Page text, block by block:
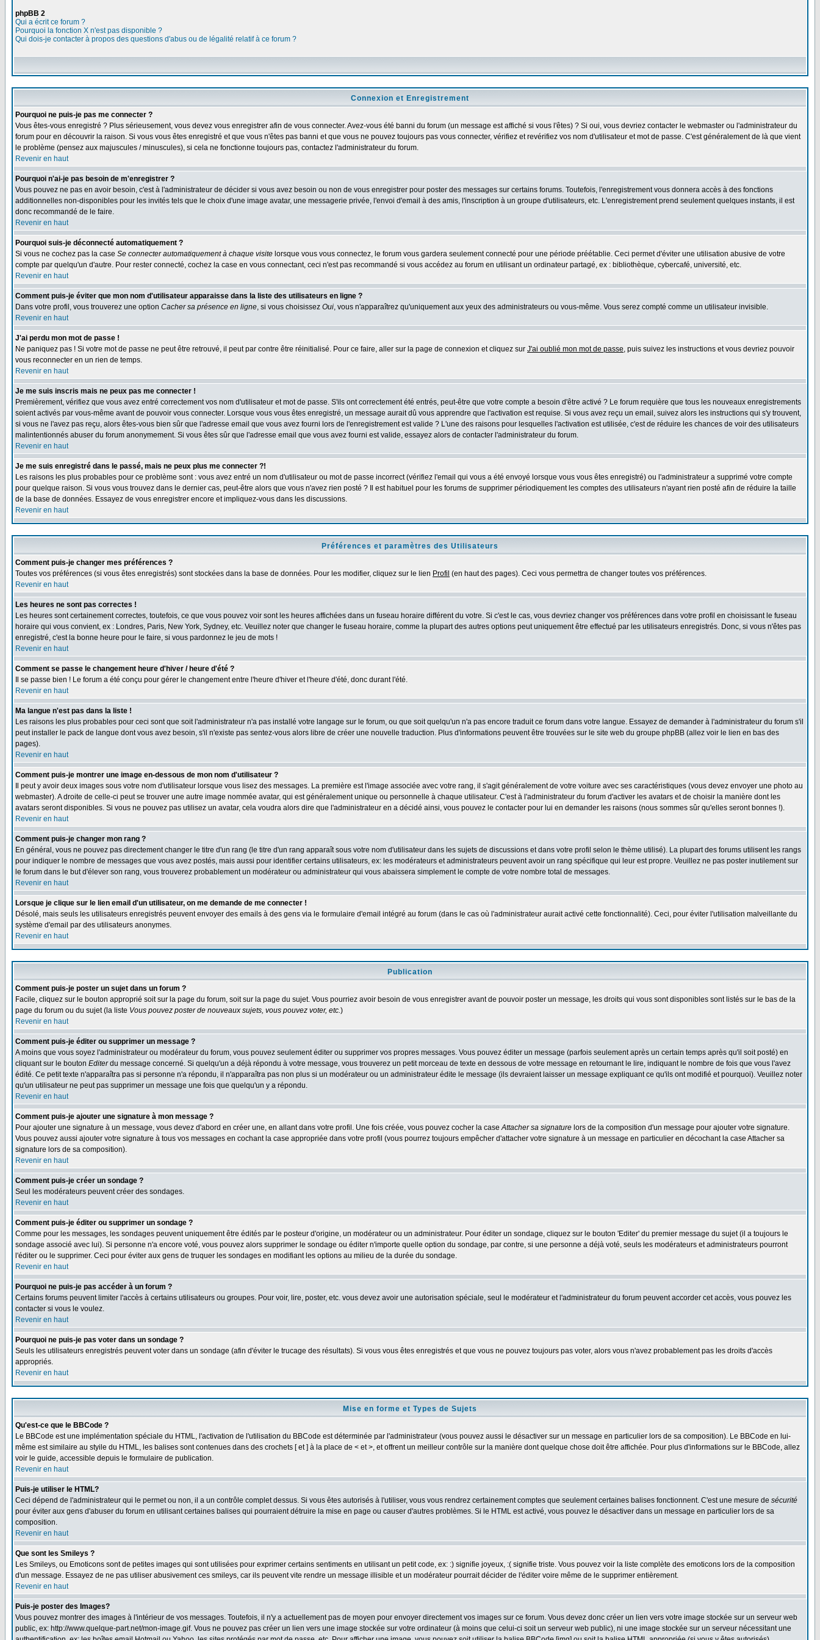
phpBB 2
Qui a écrit ce forum ?
Pourquoi la fonction X n'est pas disponible ?
Qui dois-je contacter à propos des questions d'abus ou de légalité relatif à ce forum ?
Connexion et Enregistrement
Pourquoi ne puis-je pas me connecter ?
Vous êtes-vous enregistré ? Plus sérieusement, vous devez vous enregistrer afin de vous connecter. Avez-vous été banni du forum (un message est affiché si vous l'êtes) ? Si oui, vous devriez contacter le webmaster ou l'administrateur du
forum pour en découvrir la raison. Si vous vous êtes enregistré et que vous n'êtes pas banni et que vous ne pouvez toujours pas vous connecter, vérifiez et revérifiez vos nom d'utilisateur et mot de passe. C'est généralement de là que vient
le problème (pensez aux majuscules / minuscules), si cela ne fonctionne toujours pas, contactez l'administrateur du forum.
Revenir en haut
Pourquoi n'ai-je pas besoin de m'enregistrer ?
Vous pouvez ne pas en avoir besoin, c'est à l'administrateur de décider si vous avez besoin ou non de vous enregistrer pour poster des messages sur certains forums. Toutefois, l'enregistrement vous donnera accès à des fonctions
additionnelles non-disponibles pour les invités tels que le choix d'une image avatar, une messagerie privée, l'envoi d'email à des amis, l'inscription à un groupe d'utilisateurs, etc. L'enregistrement prend seulement quelques instants, il est
donc recommandé de le faire.
Revenir en haut
Pourquoi suis-je déconnecté automatiquement ?
Si vous ne cochez pas la case Se connecter automatiquement à chaque visite lorsque vous vous connectez, le forum vous gardera seulement connecté pour une période préétablie. Ceci permet d'éviter une utilisation abusive de votre
compte par quelqu'un d'autre. Pour rester connecté, cochez la case en vous connectant, ceci n'est pas recommandé si vous accédez au forum en utilisant un ordinateur partagé, ex : bibliothèque, cybercafé, université, etc.
Revenir en haut
Comment puis-je éviter que mon nom d'utilisateur apparaisse dans la liste des utilisateurs en ligne ?
Dans votre profil, vous trouverez une option Cacher sa présence en ligne, si vous choisissez Oui, vous n'apparaîtrez qu'uniquement aux yeux des administrateurs ou vous-même. Vous serez compté comme un utilisateur invisible.
Revenir en haut
J'ai perdu mon mot de passe !
Ne paniquez pas ! Si votre mot de passe ne peut être retrouvé, il peut par contre être réinitialisé. Pour ce faire, aller sur la page de connexion et cliquez sur J'ai oublié mon mot de passe, puis suivez les instructions et vous devriez pouvoir
vous reconnecter en un rien de temps.
Revenir en haut
Je me suis inscris mais ne peux pas me connecter !
Premièrement, vérifiez que vous avez entré correctement vos nom d'utilisateur et mot de passe. S'ils ont correctement été entrés, peut-être que votre compte a besoin d'être activé ? Le forum requière que tous les nouveaux enregistrements
soient activés par vous-même avant de pouvoir vous connecter. Lorsque vous vous êtes enregistré, un message aurait dû vous apprendre que l'activation est requise. Si vous avez reçu un email, suivez alors les instructions qui s'y trouvent,
si vous ne l'avez pas reçu, alors êtes-vous bien sûr que l'adresse email que vous avez fourni lors de l'enregistrement est valide ? L'une des raisons pour lesquelles l'activation est utilisée, c'est de réduire les chances de voir des utilisateurs
malintentionnés abuser du forum anonymement. Si vous êtes sûr que l'adresse email que vous avez fourni est valide, essayez alors de contacter l'administrateur du forum.
Revenir en haut
Je me suis enregistré dans le passé, mais ne peux plus me connecter ?!
Les raisons les plus probables pour ce problème sont : vous avez entré un nom d'utilisateur ou mot de passe incorrect (vérifiez l'email qui vous a été envoyé lorsque vous vous êtes enregistré) ou l'administrateur a supprimé votre compte
pour quelque raison. Si vous vous trouvez dans le dernier cas, peut-être alors que vous n'avez rien posté ? Il est habituel pour les forums de supprimer périodiquement les comptes des utilisateurs n'ayant rien posté afin de réduire la taille
de la base de données. Essayez de vous enregistrer encore et impliquez-vous dans les discussions.
Revenir en haut
Préférences et paramètres des Utilisateurs
Comment puis-je changer mes préférences ?
Toutes vos préférences (si vous êtes enregistrés) sont stockées dans la base de données. Pour les modifier, cliquez sur le lien Profil (en haut des pages). Ceci vous permettra de changer toutes vos préférences.
Revenir en haut
Les heures ne sont pas correctes !
Les heures sont certainement correctes, toutefois, ce que vous pouvez voir sont les heures affichées dans un fuseau horaire différent du votre. Si c'est le cas, vous devriez changer vos préférences dans votre profil en choisissant le fuseau
horaire qui vous convient, ex : Londres, Paris, New York, Sydney, etc. Veuillez noter que changer le fuseau horaire, comme la plupart des autres options peut uniquement être effectué par les utilisateurs enregistrés. Donc, si vous n'êtes pas
enregistré, c'est la bonne heure pour le faire, si vous pardonnez le jeu de mots !
Revenir en haut
Comment se passe le changement heure d'hiver / heure d'été ?
Il se passe bien ! Le forum a été conçu pour gérer le changement entre l'heure d'hiver et l'heure d'été, donc durant l'été.
Revenir en haut
Ma langue n'est pas dans la liste !
Les raisons les plus probables pour ceci sont que soit l'administrateur n'a pas installé votre langage sur le forum, ou que soit quelqu'un n'a pas encore traduit ce forum dans votre langue. Essayez de demander à l'administrateur du forum s'il
peut installer le pack de langue dont vous avez besoin, s'il n'existe pas sentez-vous alors libre de créer une nouvelle traduction. Plus d'informations peuvent être trouvées sur le site web du groupe phpBB (allez voir le lien en bas des
pages).
Revenir en haut
Comment puis-je montrer une image en-dessous de mon nom d'utilisateur ?
Il peut y avoir deux images sous votre nom d'utilisateur lorsque vous lisez des messages. La première est l'image associée avec votre rang, il s'agit généralement de votre voiture avec ses caractéristiques (vous devez envoyer une photo au
webmaster). A droite de celle-ci peut se trouver une autre image nommée avatar, qui est généralement unique ou personnelle à chaque utilisateur. C'est à l'administrateur du forum d'activer les avatars et de choisir la manière dont les
avatars seront disponibles. Si vous ne pouvez pas utilisez un avatar, cela voudra alors dire que l'administrateur en a décidé ainsi, vous pouvez le contacter pour lui en demander les raisons (nous sommes sûr qu'elles seront bonnes !).
Revenir en haut
Comment puis-je changer mon rang ?
En général, vous ne pouvez pas directement changer le titre d'un rang (le titre d'un rang apparaît sous votre nom d'utilisateur dans les sujets de discussions et dans votre profil selon le thème utilisé). La plupart des forums utilisent les rangs
pour indiquer le nombre de messages que vous avez postés, mais aussi pour identifier certains utilisateurs, ex: les modérateurs et administrateurs peuvent avoir un rang spécifique qui leur est propre. Veuillez ne pas poster inutilement sur
le forum dans le but d'élever son rang, vous trouverez probablement un modérateur ou administrateur qui vous abaissera simplement le compte de votre nombre total de messages.
Revenir en haut
Lorsque je clique sur le lien email d'un utilisateur, on me demande de me connecter !
Désolé, mais seuls les utilisateurs enregistrés peuvent envoyer des emails à des gens via le formulaire d'email intégré au forum (dans le cas où l'administrateur aurait activé cette fonctionnalité). Ceci, pour éviter l'utilisation malveillante du
système d'email par des utilisateurs anonymes.
Revenir en haut
Publication
Comment puis-je poster un sujet dans un forum ?
Facile, cliquez sur le bouton approprié soit sur la page du forum, soit sur la page du sujet. Vous pourriez avoir besoin de vous enregistrer avant de pouvoir poster un message, les droits qui vous sont disponibles sont listés sur le bas de la
page du forum ou du sujet (la liste Vous pouvez poster de nouveaux sujets, vous pouvez voter, etc.)
Revenir en haut
Comment puis-je éditer ou supprimer un message ?
A moins que vous soyez l'administrateur ou modérateur du forum, vous pouvez seulement éditer ou supprimer vos propres messages. Vous pouvez éditer un message (parfois seulement après un certain temps après qu'il soit posté) en
cliquant sur le bouton Editerdu message concerné. Si quelqu'un a déjà répondu à votre message, vous trouverez un petit morceau de texte en dessous de votre message en retournant le lire, indiquant le nombre de fois que vous l'avez
édité. Ce petit texte n'apparaîtra pas si personne n'a répondu, il n'apparaîtra pas non plus si un modérateur ou un administrateur édite le message (ils devraient laisser un message expliquant ce qu'ils ont modifié et pourquoi). Veuillez noter
qu'un utilisateur ne peut pas supprimer un message une fois que quelqu'un y a répondu.
Revenir en haut
Comment puis-je ajouter une signature à mon message ?
Pour ajouter une signature à un message, vous devez d'abord en créer une, en allant dans votre profil. Une fois créée, vous pouvez cocher la caseAttacher sa signature lors de la composition d'un message pour ajouter votre signature.
Vous pouvez aussi ajouter votre signature à tous vos messages en cochant la case appropriée dans votre profil (vous pourrez toujours empêcher d'attacher votre signature à un message en particulier en décochant la case Attacher sa
signature lors de sa composition).
Revenir en haut
Comment puis-je créer un sondage ?
Seul les modérateurs peuvent créer des sondages.
Revenir en haut
Comment puis-je éditer ou supprimer un sondage ?
Comme pour les messages, les sondages peuvent uniquement être édités par le posteur d'origine, un modérateur ou un administrateur. Pour éditer un sondage, cliquez sur le bouton 'Editer' du premier message du sujet (il a toujours le
sondage associé avec lui). Si personne n'a encore voté, vous pouvez alors supprimer le sondage ou éditer n'importe quelle option du sondage, par contre, si une personne a déjà voté, seuls les modérateurs et administrateurs pourront
l'éditer ou le supprimer. Ceci pour éviter aux gens de truquer les sondages en modifiant les options au milieu de la durée du sondage.
Revenir en haut
Pourquoi ne puis-je pas accéder à un forum ?
Certains forums peuvent limiter l'accès à certains utilisateurs ou groupes. Pour voir, lire, poster, etc. vous devez avoir une autorisation spéciale, seul le modérateur et l'administrateur du forum peuvent accorder cet accès, vous pouvez les
contacter si vous le voulez.
Revenir en haut
Pourquoi ne puis-je pas voter dans un sondage ?
Seuls les utilisateurs enregistrés peuvent voter dans un sondage (afin d'éviter le trucage des résultats). Si vous vous êtes enregistrés et que vous ne pouvez toujours pas voter, alors vous n'avez probablement pas les droits d'accès
appropriés.
Revenir en haut
Mise en forme et Types de Sujets
Qu'est-ce que le BBCode ?
Le BBCode est une implémentation spéciale du HTML, l'activation de l'utilisation du BBCode est déterminée par l'administrateur (vous pouvez aussi le désactiver sur un message en particulier lors de sa composition). Le BBCode en lui-
même est similaire au styile du HTML, les balises sont contenues dans des crochets [ et ] à la place de < et >, et offrent un meilleur contrôle sur la manière dont quelque chose doit être affichée. Pour plus d'informations sur le BBCode, allez
voir le guide, accessible depuis le formulaire de publication.
Revenir en haut
Puis-je utiliser le HTML?
Ceci dépend de l'administrateur qui le permet ou non, il a un contrôle complet dessus. Si vous êtes autorisés à l'utiliser, vous vous rendrez certainement comptes que seulement certaines balises fonctionnent. C'est une mesure de sécurité
pour éviter aux gens d'abuser du forum en utilisant certaines balises qui pourraient détruire la mise en page ou causer d'autres problèmes. Si le HTML est activé, vous pouvez le désactiver dans un message en particulier lors de sa
composition.
Revenir en haut
Que sont les Smileys ?
Les Smileys, ou Emoticons sont de petites images qui sont utilisées pour exprimer certains sentiments en utilisant un petit code, ex: :) signifie joyeux, :( signifie triste. Vous pouvez voir la liste complète des emoticons lors de la composition
d'un message. Essayez de ne pas utiliser abusivement ces smileys, car ils peuvent vite rendre un message illisible et un modérateur pourrait décider de l'éditer voire même de le supprimer entièrement.
Revenir en haut
Puis-je poster des Images?
Vous pouvez montrer des images à l'intérieur de vos messages. Toutefois, il n'y a actuellement pas de moyen pour envoyer directement vos images sur ce forum. Vous devez donc créer un lien vers votre image stockée sur un serveur web
public, ex: http://www.quelque-part.net/mon-image.gif. Vous ne pouvez pas créer un lien vers une image stockée sur votre ordinateur (à moins que celui-ci soit un serveur web public), ni une image stockée sur un serveur nécessitant une